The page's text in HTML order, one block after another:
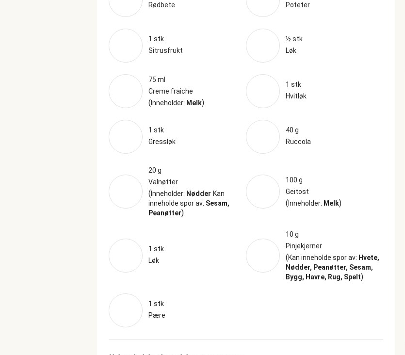
Rødbete
Poteter
1 stk
Sitrusfrukt
½ stk
Løk
75 ml
Creme fraiche
(Inneholder: Melk)
1 stk
Hvitløk
1 stk
Gressløk
40 g
Ruccola
20 g
Valnøtter
(Inneholder: Nødder Kan
inneholde spor av: Sesam,
Peanøtter)
100 g
Geitost
(Inneholder: Melk)
1 stk
Løk
10 g
Pinjekjerner
(Kan inneholde spor av: Hvete,
Nødder, Peanøtter, Sesam,
Bygg, Havre, Rug, Spelt)
1 stk
Pære